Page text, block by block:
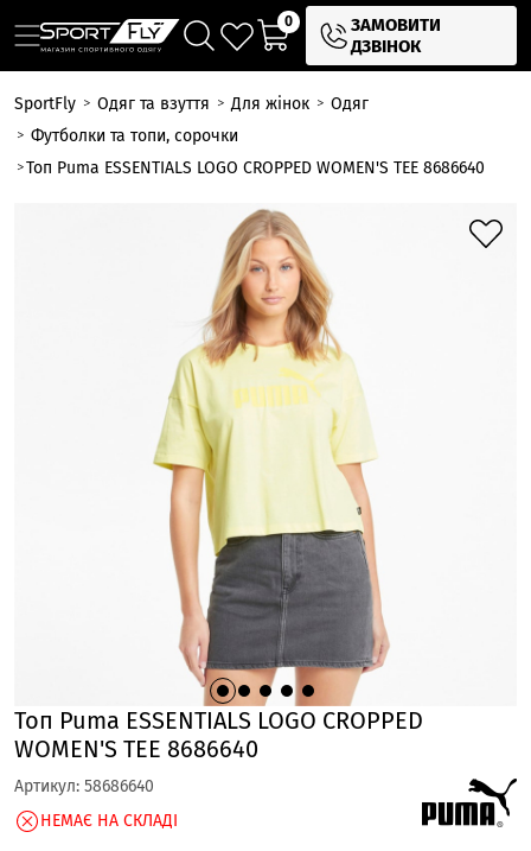
0
ЗАМОВИТИ
ДЗВІНОК
SportFly Одяг та взуття Для жінок
Одяг
Футболки та топи, сорочки
Топ Puma ESSENTIALS LOGO CROPPED WOMEN'S TEE 8686640
Топ Puma ESSENTIALS LOGO CROPPED
WOMEN'S TEE 8686640
Артикул: 58686640
НЕМАЄ НА СКЛАДІ